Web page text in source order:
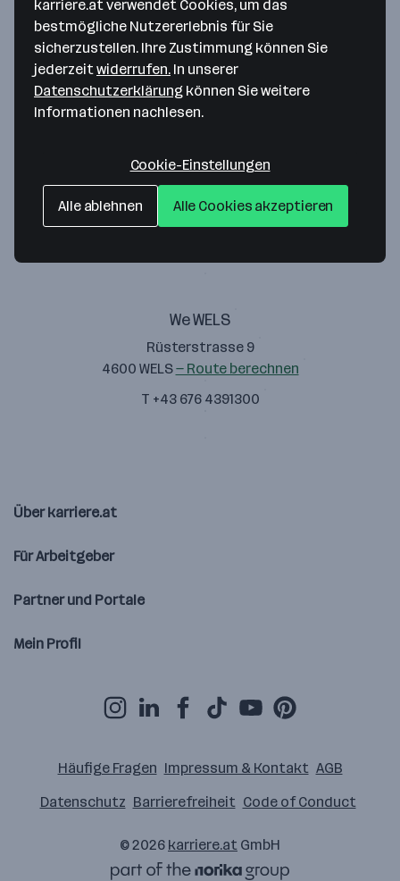
Richtlinien zu, um diese Karte
anzuzeigen.
Zustimmung geben
DAVIDO GmbH
Rüsterstrasse 9
We WELS
Rüsterstrasse 9
4600 WELS— Route berechnen
T +43 676 4391300
Über karriere.at
Für Arbeitgeber
Partner und Portale
Mein Profil
Häufige Fragen Impressum & Kontakt AGB
Datenschutz Barrierefreiheit Code of Conduct
© 2026 karriere.at GmbH
karriere.at verwendet Cookies, um das
bestmögliche Nutzererlebnis für Sie
sicherzustellen. Ihre Zustimmung können Sie
jederzeitwiderrufen. In unserer
Datenschutzerklärung können Sie weitere
Informationen nachlesen.
Cookie-Einstellungen
Alle ablehnen Alle Cookies akzeptieren